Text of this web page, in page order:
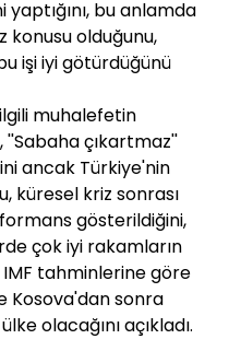
bu anlamda
konusu olduğunu,
işi iyi götürdüğünü
muhalefetin
''Sabaha çıkartmaz''
ancak Türkiye'nin
küresel kriz sonrası
gösterildiğini,
çok iyi rakamların
IMF tahminlerine göre
Kosova'dan sonra
olacağını açıkladı.